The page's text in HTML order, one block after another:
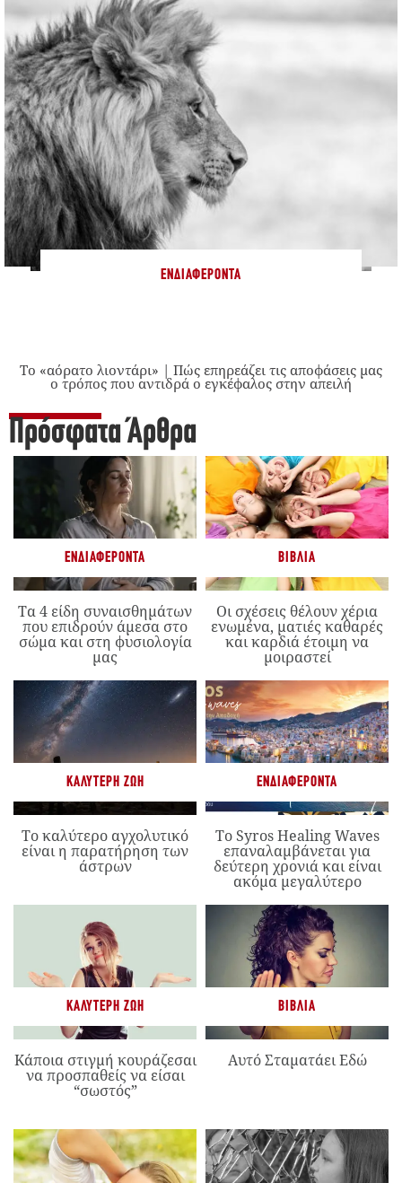
ΕΝΔΙΑΦΈΡΟΝΤΑ
Το «αόρατο λιοντάρι» | Πώς επηρεάζει τις αποφάσεις μας
ο τρόπος που αντιδρά ο εγκέφαλος στην απειλή
Πρόσφατα Άρθρα
ΕΝΔΙΑΦΈΡΟΝΤΑ
Τα 4 είδη συναισθημάτων
που επιδρούν άμεσα στο
σώμα και στη φυσιολογία
μας
ΒΙΒΛΊΑ
Οι σχέσεις θέλουν χέρια
ενωμένα, ματιές καθαρές
και καρδιά έτοιμη να
μοιραστεί
ΚΑΛΎΤΕΡΗ ΖΩΉ
Το καλύτερο αγχολυτικό
είναι η παρατήρηση των
άστρων
ΕΝΔΙΑΦΈΡΟΝΤΑ
Το Syros Healing Waves
επαναλαμβάνεται για
δεύτερη χρονιά και είναι
ακόμα μεγαλύτερο
ΚΑΛΎΤΕΡΗ ΖΩΉ
Κάποια στιγμή κουράζεσαι
να προσπαθείς να είσαι
“σωστός”
ΒΙΒΛΊΑ
Αυτό Σταματάει Εδώ